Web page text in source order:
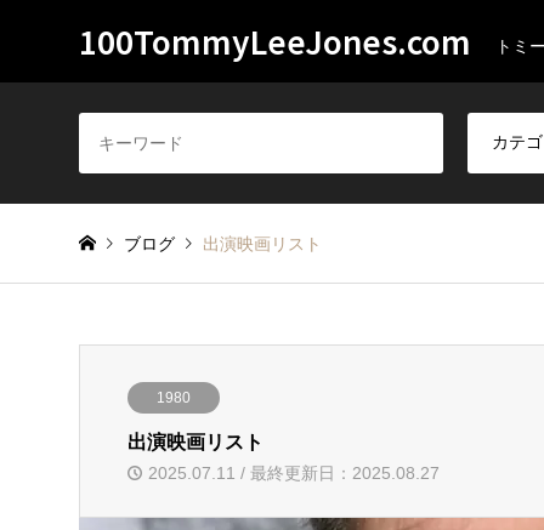
100TommyLeeJones.com トミ
ブログ 出演映画リスト
1980
出演映画リスト
2025.07.11 / 最終更新日：2025.08.27